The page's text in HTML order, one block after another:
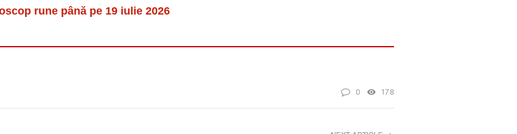
rune până pe 19 iulie 2026
0 178